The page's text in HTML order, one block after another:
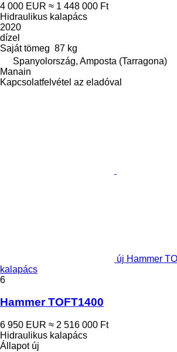
4 000 EUR ≈ 1 448 000 Ft
Hidraulikus kalapács
2020
dízel
Saját tömeg 87 kg
Spanyolország, Amposta (Tarragona)
Manain
Kapcsolatfelvétel az eladóval
új Hammer
kalapács
6
Hammer TOFT1400
6 950 EUR ≈ 2 516 000 Ft
Hidraulikus kalapács
Állapotúj